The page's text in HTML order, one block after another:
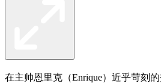
在主帅恩里克（Enrique）近乎苛刻